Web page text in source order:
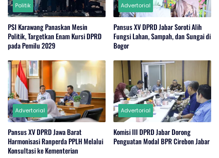
Politik
PSI Karawang Panaskan Mesin
Politik, Targetkan Enam Kursi DPRD
pada Pemilu 2029
Advertorial
Pansus XV DPRD Jabar Soroti Alih
Fungsi Lahan, Sampah, dan Sungai di
Bogor
Advertorial
Pansus XV DPRD Jawa Barat
Harmonisasi Ranperda PPLH Melalui
Konsultasi ke Kementerian
Advertorial
Komisi III DPRD Jabar Dorong
Penguatan Modal BPR Cirebon Jabar